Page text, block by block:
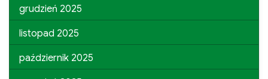
grudzień 2025
listopad 2025
październik 2025